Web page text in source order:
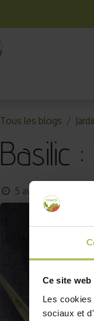
Ce site
Les
sociaux et
Tous les blogs
Basilic
5 avril 2018